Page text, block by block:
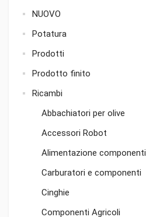
NUOVO
Potatura
Prodotti
Prodotto finito
Ricambi
Abbachiatori per olive
Accessori Robot
Alimentazione componenti
Carburatori e componenti
Cinghie
Componenti Agricoli